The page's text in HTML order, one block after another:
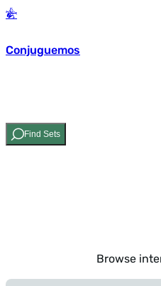
Conjuguemos
Find Sets
Browse